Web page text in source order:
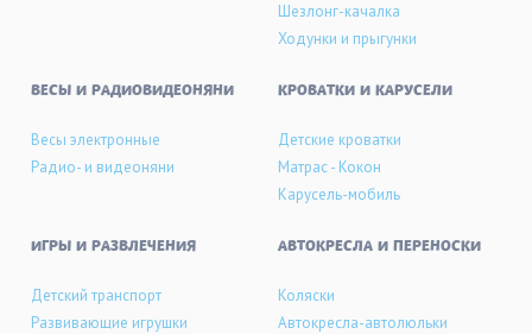
Шезлонг-качалка
Ходунки и прыгунки
ВЕСЫ И РАДИОВИДЕОНЯНИ
Весы электронные
Радио- и видеоняни
КРОВАТКИ И КАРУСЕЛИ
Детские кроватки
Матрас - Кокон
Карусель-мобиль
ИГРЫ И РАЗВЛЕЧЕНИЯ
Детский транспорт
Развивающие игрушки
АВТОКРЕСЛА И ПЕРЕНОСКИ
Коляски
Автокресла-автолюльки